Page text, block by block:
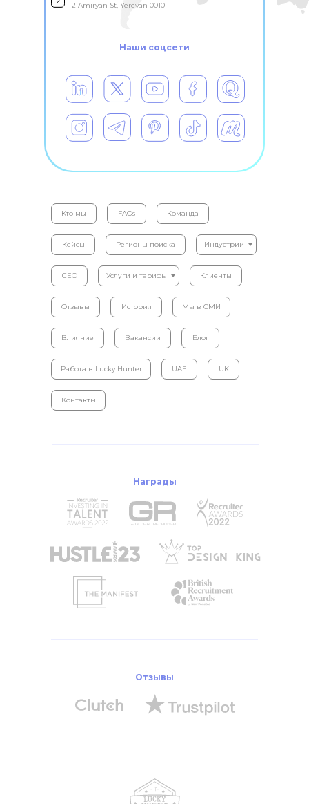
Наши соцсети
2 Amiryan St, Yerevan 0010
Кто мы
История
FAQs
Мы в СМИ
Команда
Влияние
Кейсы
Вакансии
Регионы поиска
Блог
Индустрии
UK
CEO
UAE
Услуги и тарифы
Контакты
Клиенты
Отзывы
Работа в Lucky Hunter
Награды
Отзывы